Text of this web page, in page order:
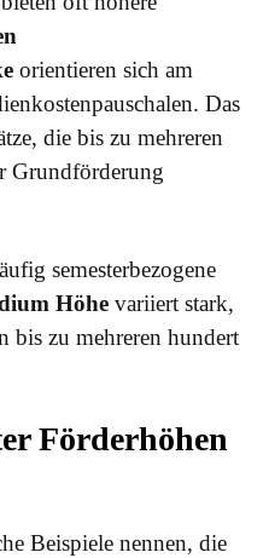
orientieren sich am
Das
die bis zu mehreren
Grundförderung
semesterbezogene
Höhe variiert stark,
bis zu mehreren hundert
Förderhöhen
Beispiele nennen, die